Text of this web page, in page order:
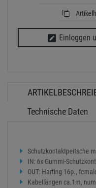
Einloggen
Technische Daten
Schutzkontaktpeitsche
IN: 6x Gummi-
OUT: Harting 16p.,
Kabellängen ca.1m,